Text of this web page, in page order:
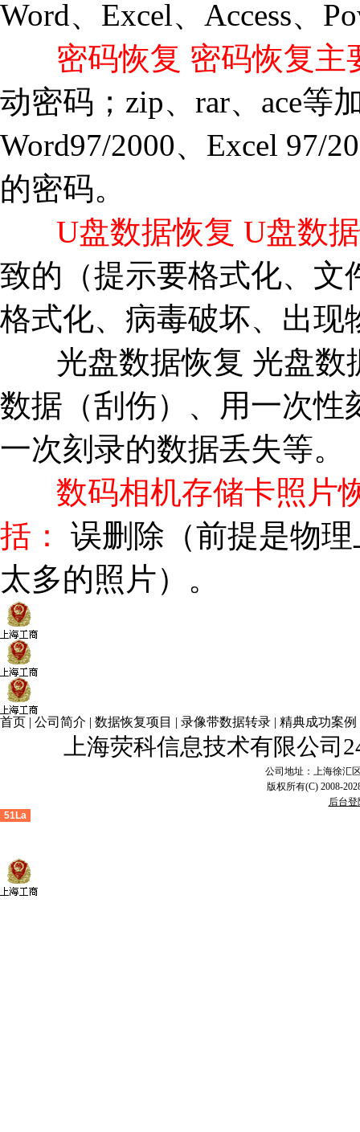
Word、Excel、Access、
密码恢复 密码恢复主
动密码；zip、rar、ace等
Word97/2000、Excel 97/
的密码。
U盘数据恢复 U盘数
致的（提示要格式化、文
格式化、病毒破坏、出
光盘数据恢复 光盘数
数据（刮伤）、用一次性
一次刻录的数据丢失等。
数码相机存储卡照片
括：
误删除（前提是物
太多的照片）。
首页 | 公司简介 | 数据恢复项目 | 录像带数据转录 | 精典成功案例
上海荧科信息技术有限公司
公司地址：上海徐汇
版权所有(C) 2008-
后台登
51La